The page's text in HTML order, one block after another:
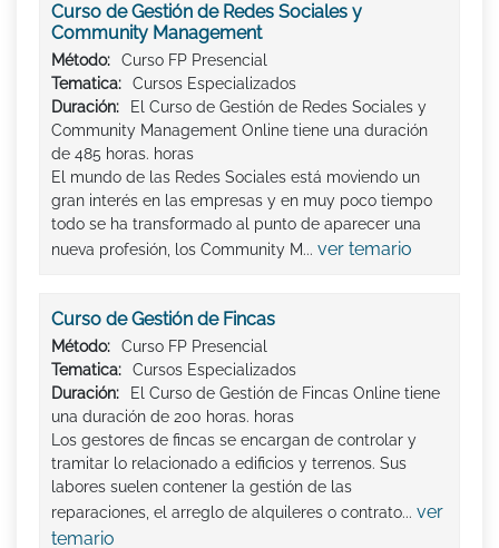
Curso de Gestión de Redes Sociales y
Community Management
Método:
Curso FP Presencial
Tematica:
Cursos Especializados
Duración:
El Curso de Gestión de Redes Sociales y
Community Management Online tiene una duración
de 485 horas. horas
El mundo de las Redes Sociales está moviendo un
gran interés en las empresas y en muy poco tiempo
todo se ha transformado al punto de aparecer una
nueva profesión, los Community M... ver temario
Curso de Gestión de Fincas
Método:
Curso FP Presencial
Tematica:
Cursos Especializados
Duración:
El Curso de Gestión de Fincas Online tiene
una duración de 200 horas. horas
Los gestores de fincas se encargan de controlar y
tramitar lo relacionado a edificios y terrenos. Sus
labores suelen contener la gestión de las
reparaciones, el arreglo de alquileres o contrato... ver
temario